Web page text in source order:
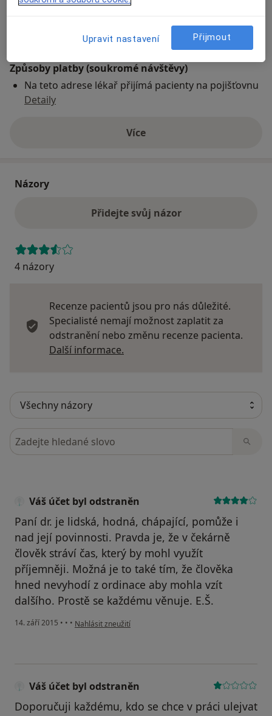
Co mám v takové situaci udělat?
Způsoby platby (soukromé návštěvy)
Na teto adrese lékař přijímá pacienty na pojišťovnu
Detaily
Víceo adrese
Názory
Přidejte svůj názor
4 názory
Recenze pacientů jsou pro nás důležité.
Specialisté nemají možnost zaplatit za
odstranění nebo změnu recenze pacienta.
Další informace.
Hledejte v názorech
Váš účet byl odstraněn
Paní dr. je lidská, hodná, chápající, pomůže i
nad její povinnosti. Pravda je, že v čekárně
člověk stráví čas, který by mohl využít
příjemněji. Možná je to také tím, že člověka
hned nevyhodí z ordinace aby mohla vzít
dalšího. Prostě se každému věnuje. E.Š.
14. září 2015 • • • podle názoru uživatele Váš účet byl odstraněn
Nahlásit zneužití
Váš účet byl odstraněn
Doporučuji každému, kdo se chce v práci ulejvat
Upravit nastavení Přijmout